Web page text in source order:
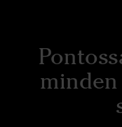
minden